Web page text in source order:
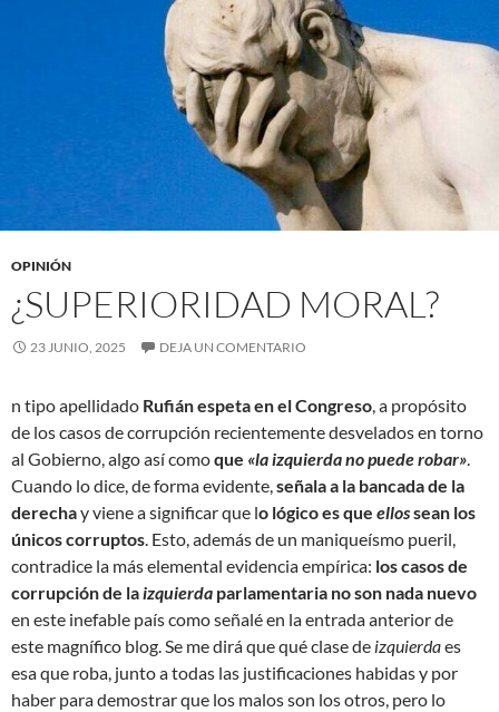
OPINIÓN
¿SUPERIORIDAD MORAL?
23 JUNIO, 2025 DEJA UN COMENTARIO
n tipo apellidado Rufián espeta en el Congreso, a propósito
de los casos de corrupción recientemente desvelados en torno
al Gobierno, algo así comoque «la izquierda no puede robar».
Cuando lo dice, de forma evidente,señala a la bancada de la
derechay viene a significar que lo lógico es que ellossean los
únicos corruptos. Esto, además de un maniqueísmo pueril,
contradice la más elemental evidencia empírica: los casos de
corrupción de laizquierda parlamentaria no son nada nuevo
en este inefable país como señalé en la entrada anterior de
este magnífico blog. Se me dirá que qué clase de izquierdaes
esa que roba, junto a todas las justificaciones habidas y por
haber para demostrar que los malos son los otros, pero lo